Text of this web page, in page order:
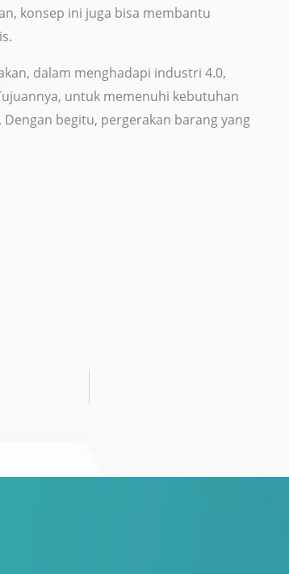
konsep ini juga bisa membantu
dalam menghadapi industri 4.0,
untuk memenuhi kebutuhan
begitu, pergerakan barang yang